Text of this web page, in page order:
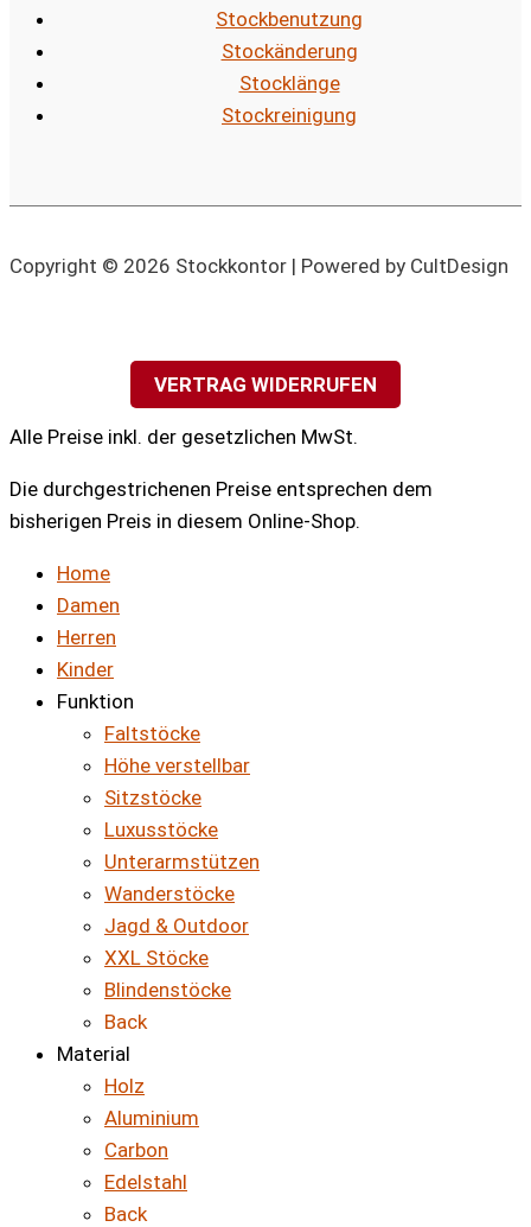
Stockbenutzung
Stockänderung
Stocklänge
Stockreinigung
Copyright © 2026 Stockkontor | Powered by CultDesign
VERTRAG WIDERRUFEN
Alle Preise inkl. der gesetzlichen MwSt.
Die durchgestrichenen Preise entsprechen dem
bisherigen Preis in diesem Online-Shop.
Home
Damen
Herren
Kinder
Funktion
Faltstöcke
Höhe verstellbar
Sitzstöcke
Luxusstöcke
Unterarmstützen
Wanderstöcke
Jagd & Outdoor
XXL Stöcke
Blindenstöcke
Back
Material
Holz
Aluminium
Carbon
Edelstahl
Back